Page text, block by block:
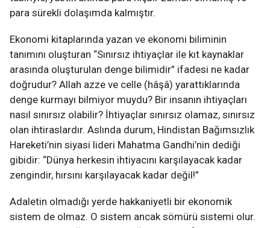
para sürekli dolaşımda kalmıştır.
Ekonomi kitaplarında yazan ve ekonomi biliminin
tanımını oluşturan “Sınırsız ihtiyaçlar ile kıt kaynaklar
arasında oluşturulan denge bilimidir” ifadesi ne kadar
doğrudur? Allah azze ve celle (hâşâ) yarattıklarında
denge kurmayı bilmiyor muydu? Bir insanın ihtiyaçları
nasıl sınırsız olabilir? İhtiyaçlar sınırsız olamaz, sınırsız
olan ihtiraslardır. Aslında durum, Hindistan Bağımsızlık
Hareketi’nin siyasi lideri Mahatma Gandhi’nin dediği
gibidir: “Dünya herkesin ihtiyacını karşılayacak kadar
zengindir, hırsını karşılayacak kadar değil!”
Adaletin olmadığı yerde hakkaniyetli bir ekonomik
sistem de olmaz. O sistem ancak sömürü sistemi olur.